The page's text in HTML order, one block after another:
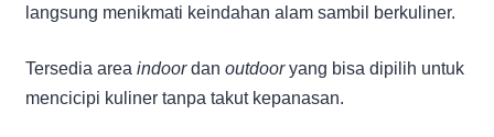
langsung menikmati keindahan alam sambil berkuliner.
Tersedia area indoordan outdooryang bisa dipilih untuk
mencicipi kuliner tanpa takut kepanasan.